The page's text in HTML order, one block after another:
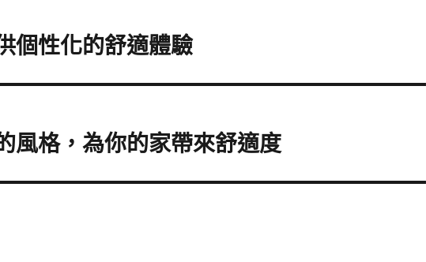
個性化的舒適體驗
風格，為你的家帶來舒適度